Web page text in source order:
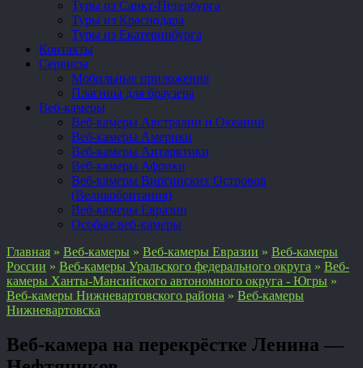
Туры из Санкт-Петербурга
Туры из Краснодара
Туры из Екатеринбурга
Контакты
Сервисы
Мобильные приложения
Плагины для браузера
Веб-камеры
Веб-камеры Австралии и Океании
Веб-камеры Америки
Веб-камеры Антарктики
Веб-камеры Африки
Веб-камеры Виргинских Островов
(Великобритания)
Веб-камеры Евразии
Особые веб-камеры
Главная » Веб-камеры » Веб-камеры Евразии » Веб-камеры
России » Веб-камеры Уральского федерального округа » Веб-
камеры Ханты-Мансийского автономного округа - Югры »
Веб-камеры Нижневартовского района » Веб-камеры
Нижневартовска
Веб-камера на перекрёстке Ленина —